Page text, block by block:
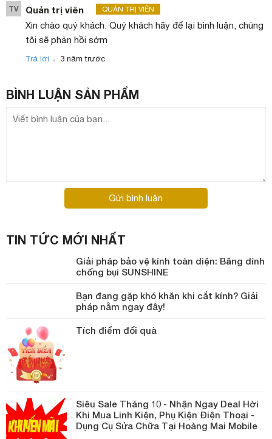
TV Quản trị viên QUẢN TRỊ VIÊN
Xin chào quý khách. Quý khách hãy để lại bình luận, chúng
tôi sẽ phản hồi sớm
Trả lời . 3 năm trước
BÌNH LUẬN SẢN PHẨM
Gửi bình luận
TIN TỨC MỚI NHẤT
Giải pháp bảo vệ kính toàn diện: Băng dính
chống bụi SUNSHINE
Bạn đang gặp khó khăn khi cắt kính? Giải
pháp nằm ngay đây!
Tích điểm đổi quà
Siêu Sale Tháng 10 - Nhận Ngay Deal Hời
Khi Mua Linh Kiện, Phụ Kiện Điện Thoại -
Dụng Cụ Sửa Chữa Tại Hoàng Mai Mobile